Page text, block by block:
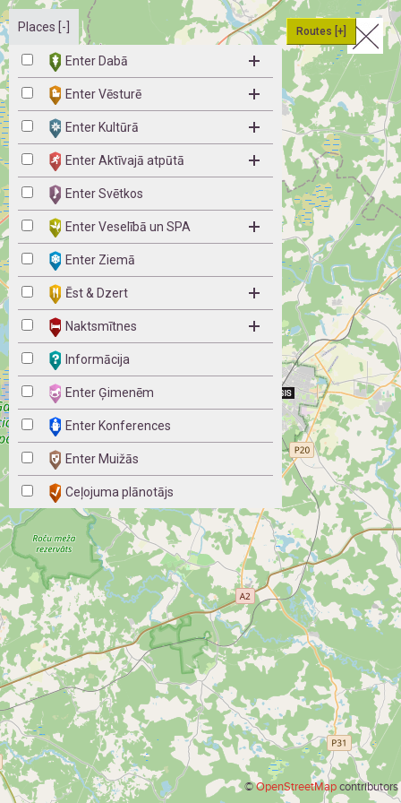
©OpenStreetMapcontributors
Places [-]
Enter Dabā
Enter Vēsturē
Enter Kultūrā
Enter Aktīvajā atpūtā
Enter Svētkos
Enter Veselībā un SPA
Enter Ziemā
Ēst & Dzert
Naktsmītnes
Informācija
Enter Ģimenēm
Enter Konferences
Enter Muižās
Ceļojuma plānotājs
Routes [+]